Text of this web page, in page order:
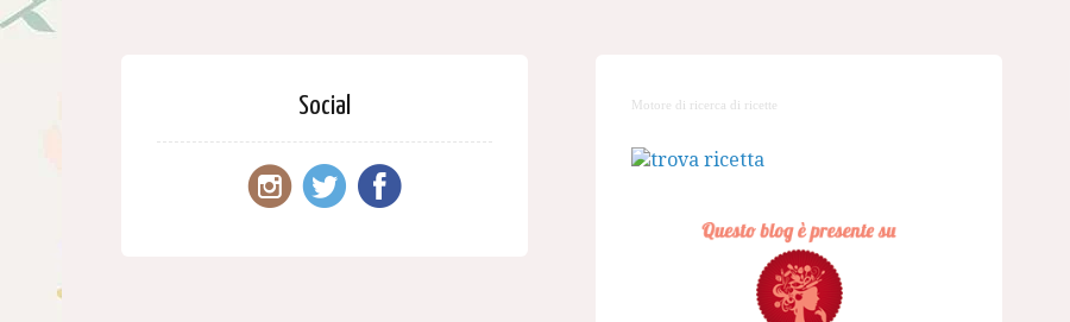
Social Motore di ricerca di ricette